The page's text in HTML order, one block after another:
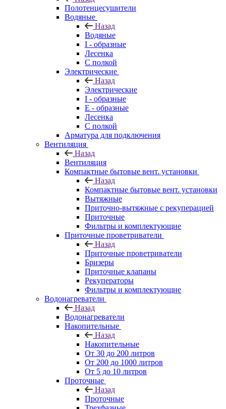
Полотенцесушители
Водяные
Назад
Водяные
I - образные
Лесенка
С полкой
Электрические
Назад
Электрические
I - образные
E - образные
Лесенка
С полкой
Арматура для подключения
Вентиляция
Назад
Вентиляция
Компактные бытовые вент. установки
Назад
Компактные бытовые вент. установки
Вытяжные
Приточно-вытяжные с рекуперацией
Приточные
Фильтры и комплектующие
Приточные проветриватели
Назад
Приточные проветриватели
Бризеры
Приточные клапаны
Рекуператоры
Фильтры и комплектующие
Водонагреватели
Назад
Водонагреватели
Накопительные
Назад
Накопительные
От 30 до 200 литров
От 200 до 1000 литров
От 5 до 10 литров
Проточные
Назад
Проточные